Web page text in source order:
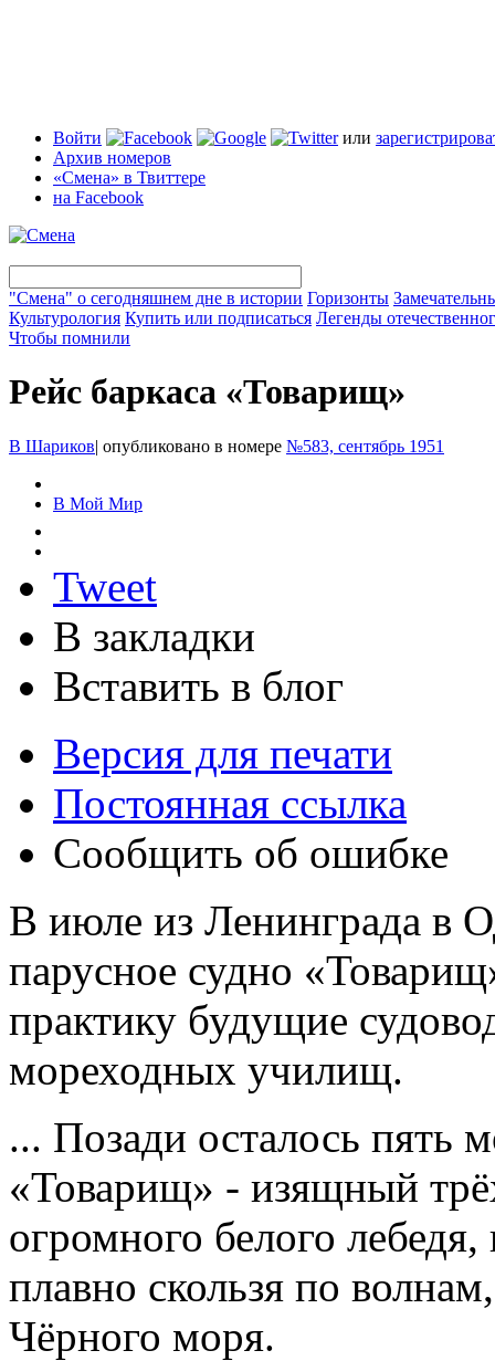
Войти или
Архив номеров
«Смена» в Твиттере
на Facebook
"Смена" о сегодняшнем дне в истории Горизонты
Культурология Купить или подписаться Легенды
Чтобы помнили
Рейс баркаса «Товарищ»
В Шариков| опубликовано в номере №583, сентябрь 1951
В Мой Мир
Tweet
В закладки
Вставить в блог
Версия для печати
Постоянная ссылка
Сообщить об ошибке
В июле из Ленинграда в
парусное судно
практику будущие
мореходных училищ.
... Позади осталось пять
«Товарищ» - изящный
огромного белого
плавно скользя по
Чёрного моря.